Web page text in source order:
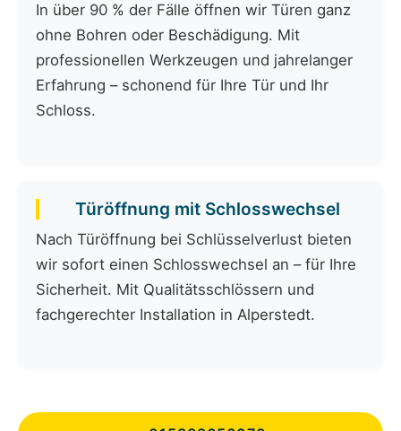
In über 90 % der Fälle öffnen wir Türen ganz
ohne Bohren oder Beschädigung. Mit
professionellen Werkzeugen und jahrelanger
Erfahrung – schonend für Ihre Tür und Ihr
Schloss.
Türöffnung mit Schlosswechsel
Nach Türöffnung bei Schlüsselverlust bieten
wir sofort einen Schlosswechsel an – für Ihre
Sicherheit. Mit Qualitätsschlössern und
fachgerechter Installation in Alperstedt.